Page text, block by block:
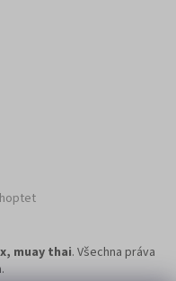
muay thai. Všechna práva